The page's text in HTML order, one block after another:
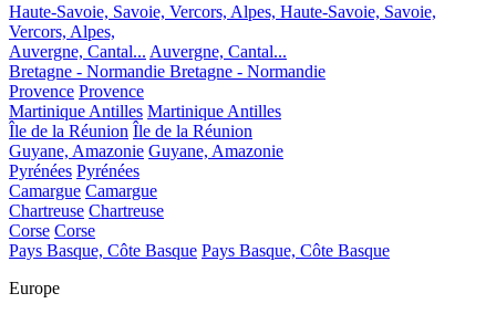
Haute-Savoie, Savoie, Vercors, Alpes, Haute-Savoie, Savoie,
Vercors, Alpes,
Auvergne, Cantal... Auvergne, Cantal...
Bretagne - Normandie Bretagne - Normandie
Provence Provence
Martinique Antilles Martinique Antilles
Île de la Réunion Île de la Réunion
Guyane, Amazonie Guyane, Amazonie
Pyrénées Pyrénées
Camargue Camargue
Chartreuse Chartreuse
Corse Corse
Pays Basque, Côte Basque Pays Basque, Côte Basque
Europe